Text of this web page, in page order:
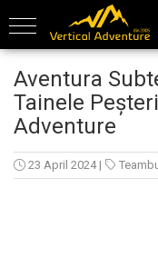
Turism de Aventură
Kayaking
Canyoning
Rafting
Via Ferrata
Despre noi
Echipa Vertical
Membrii echipei
Aventura
Tainele
Adventure
23 April 2024|